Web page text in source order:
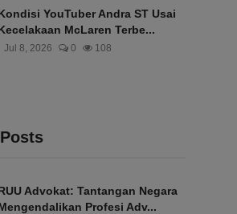
YouTuber Andra ST Usai
McLaren Terbe...
Jul 8, 2026 0 108
Advokat: Tantangan Negara
Profesi Adv...